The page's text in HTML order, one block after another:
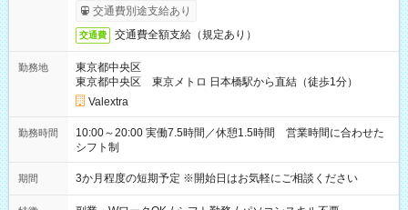
交通費別途支給あり
交通費 交通費全額支給（規定あり）
勤務地
東京都中央区
東京都中央区 東京メトロ 日本橋駅から直結（徒歩1分）
Valextra
勤務時間
10:00～20:00 実働7.5時間／休憩1.5時間 営業時間に合わせた
シフト制
期間 3か月程度の短期予定 ※開始日はお気軽にご相談ください